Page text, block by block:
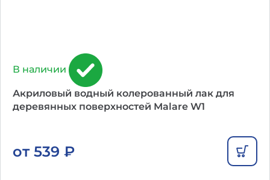
В наличии
Акриловый водный колерованный лак для
деревянных поверхностей Malare W1
от 539 ₽